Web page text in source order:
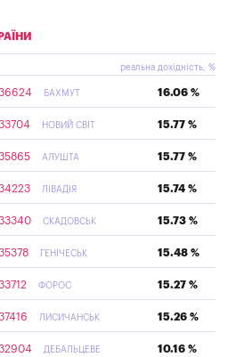
реальна дохідність, %
БАХМУТ 16.06 %
НОВИЙ СВІТ 15.77 %
АЛУШТА 15.77 %
ЛІВАДІЯ 15.74 %
СКАДОВСЬК 15.73 %
ГЕНІЧЕСЬК 15.48 %
ФОРОС 15.27 %
ЛИСИЧАНСЬК 15.26 %
ДЕБАЛЬЦЕВЕ 10.16 %